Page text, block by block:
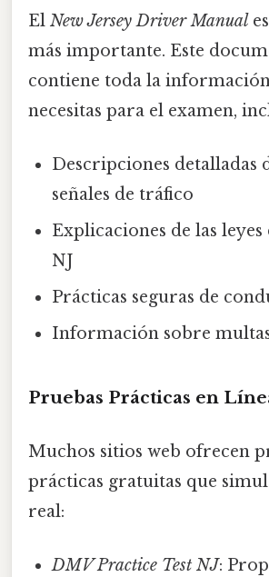
El New Jersey Driver Manual
más importante. Este
contiene toda la
necesitas para el examen,
Descripciones detalladas
señales de tráfico
Explicaciones de las
NJ
Prácticas seguras de
Información sobre
Pruebas Prácticas en
Muchos sitios web ofrecen
prácticas gratuitas que
real:
DMV Practice Test NJ: